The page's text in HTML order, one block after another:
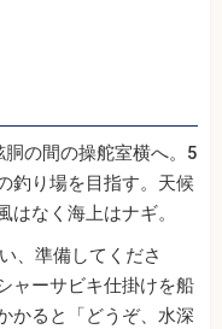
の間の操舵室横へ。5
釣り場を目指す。天候
なく海上はナギ。
、準備してくださ
ャーサビキ仕掛けを船
かると「どうぞ、水深